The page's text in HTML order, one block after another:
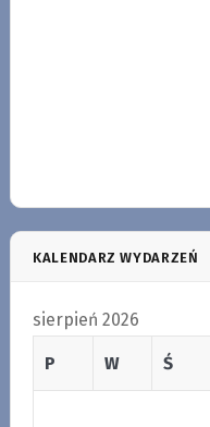
KALENDARZ WYDARZEŃ
sierpień 2026
P W Ś